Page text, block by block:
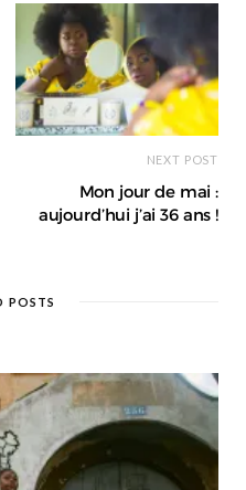
NEXT POST
Mon jour de mai :
aujourd’hui j’ai 36 ans !
POSTS